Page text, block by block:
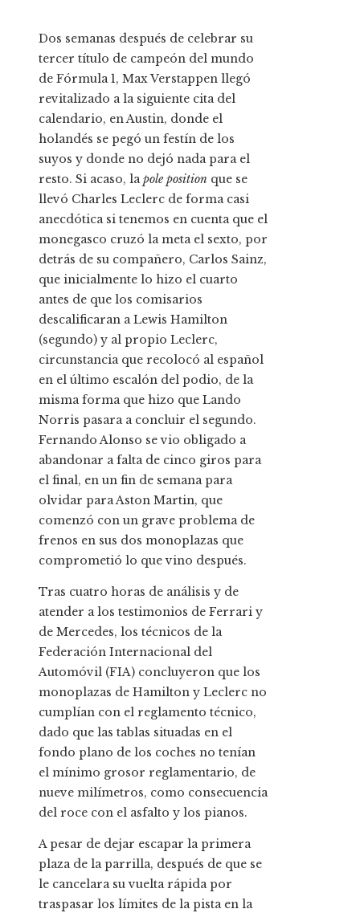
Dos semanas después de celebrar su
tercer título de campeón del mundo
de Fórmula 1, Max Verstappen llegó
revitalizado a la siguiente cita del
calendario, en Austin, donde el
holandés se pegó un festín de los
suyos y donde no dejó nada para el
resto. Si acaso, lapole position que se
llevó Charles Leclerc de forma casi
anecdótica si tenemos en cuenta que el
monegasco cruzó la meta el sexto, por
detrás de su compañero, Carlos Sainz,
que inicialmente lo hizo el cuarto
antes de que los comisarios
descalificaran a Lewis Hamilton
(segundo) y al propio Leclerc,
circunstancia que recolocó al español
en el último escalón del podio, de la
misma forma que hizo que Lando
Norris pasara a concluir el segundo.
Fernando Alonso se vio obligado a
abandonar a falta de cinco giros para
el final, en un fin de semana para
olvidar para Aston Martin, que
comenzó con un grave problema de
frenos en sus dos monoplazas que
comprometió lo que vino después.
Tras cuatro horas de análisis y de
atender a los testimonios de Ferrari y
de Mercedes, los técnicos de la
Federación Internacional del
Automóvil (FIA) concluyeron que los
monoplazas de Hamilton y Leclerc no
cumplían con el reglamento técnico,
dado que las tablas situadas en el
fondo plano de los coches no tenían
el mínimo grosor reglamentario, de
nueve milímetros, como consecuencia
del roce con el asfalto y los pianos.
A pesar de dejar escapar la primera
plaza de la parrilla, después de que se
le cancelara su vuelta rápida por
traspasar los límites de la pista en la